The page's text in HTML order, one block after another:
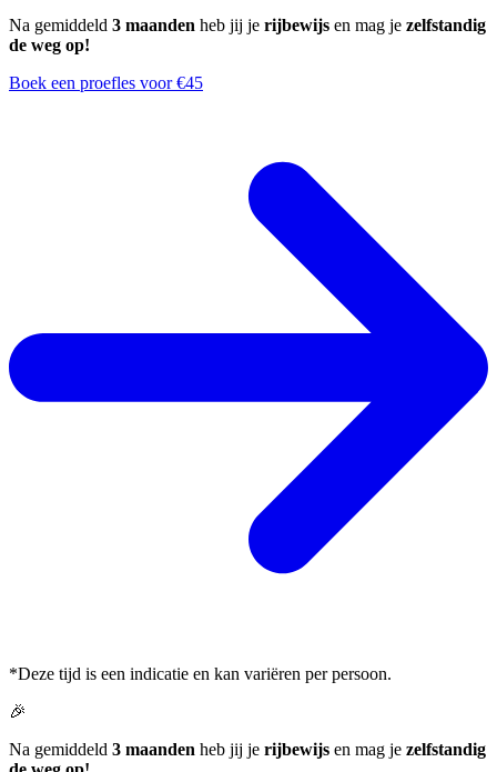
Na gemiddeld 3 maanden heb jij je rijbewijs en mag je zelfstandig
de weg op!
Boek een proefles voor €45
*Deze tijd is een indicatie en kan variëren per persoon.
🎉
Na gemiddeld 3 maanden heb jij je rijbewijs en mag je zelfstandig